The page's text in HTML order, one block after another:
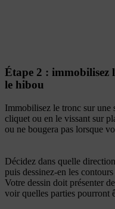
Étape 2 : immobilisez
le hibou
Immobilisez le tronc sur une
cliquet ou en le vissant sur
ou ne bougera pas lorsque
Décidez dans quelle
puis dessinez-en les
Votre dessin doit présenter
voir quelles parties pourront